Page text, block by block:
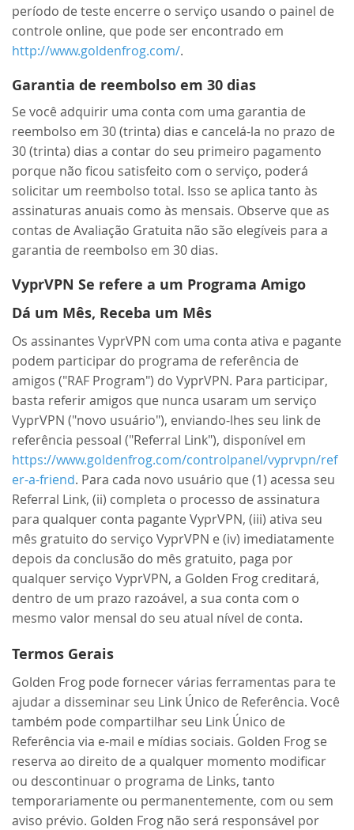
período de teste encerre o serviço usando o painel de
controle online, que pode ser encontrado em
http://www.goldenfrog.com/.
Garantia de reembolso em 30 dias
Se você adquirir uma conta com uma garantia de
reembolso em 30 (trinta) dias e cancelá-la no prazo de
30 (trinta) dias a contar do seu primeiro pagamento
porque não ficou satisfeito com o serviço, poderá
solicitar um reembolso total. Isso se aplica tanto às
assinaturas anuais como às mensais. Observe que as
contas de Avaliação Gratuita não são elegíveis para a
garantia de reembolso em 30 dias.
VyprVPN Se refere a um Programa Amigo
Dá um Mês, Receba um Mês
Os assinantes VyprVPN com uma conta ativa e pagante
podem participar do programa de referência de
amigos ("RAF Program") do VyprVPN. Para participar,
basta referir amigos que nunca usaram um serviço
VyprVPN ("novo usuário"), enviando-lhes seu link de
referência pessoal ("Referral Link"), disponível em
https://www.goldenfrog.com/controlpanel/vyprvpn/ref
er-a-friend. Para cada novo usuário que (1) acessa seu
Referral Link, (ii) completa o processo de assinatura
para qualquer conta pagante VyprVPN, (iii) ativa seu
mês gratuito do serviço VyprVPN e (iv) imediatamente
depois da conclusão do mês gratuito, paga por
qualquer serviço VyprVPN, a Golden Frog creditará,
dentro de um prazo razoável, a sua conta com o
mesmo valor mensal do seu atual nível de conta.
Termos Gerais
Golden Frog pode fornecer várias ferramentas para te
ajudar a disseminar seu Link Único de Referência. Você
também pode compartilhar seu Link Único de
Referência via e-mail e mídias sociais. Golden Frog se
reserva ao direito de a qualquer momento modificar
ou descontinuar o programa de Links, tanto
temporariamente ou permanentemente, com ou sem
aviso prévio. Golden Frog não será responsável por